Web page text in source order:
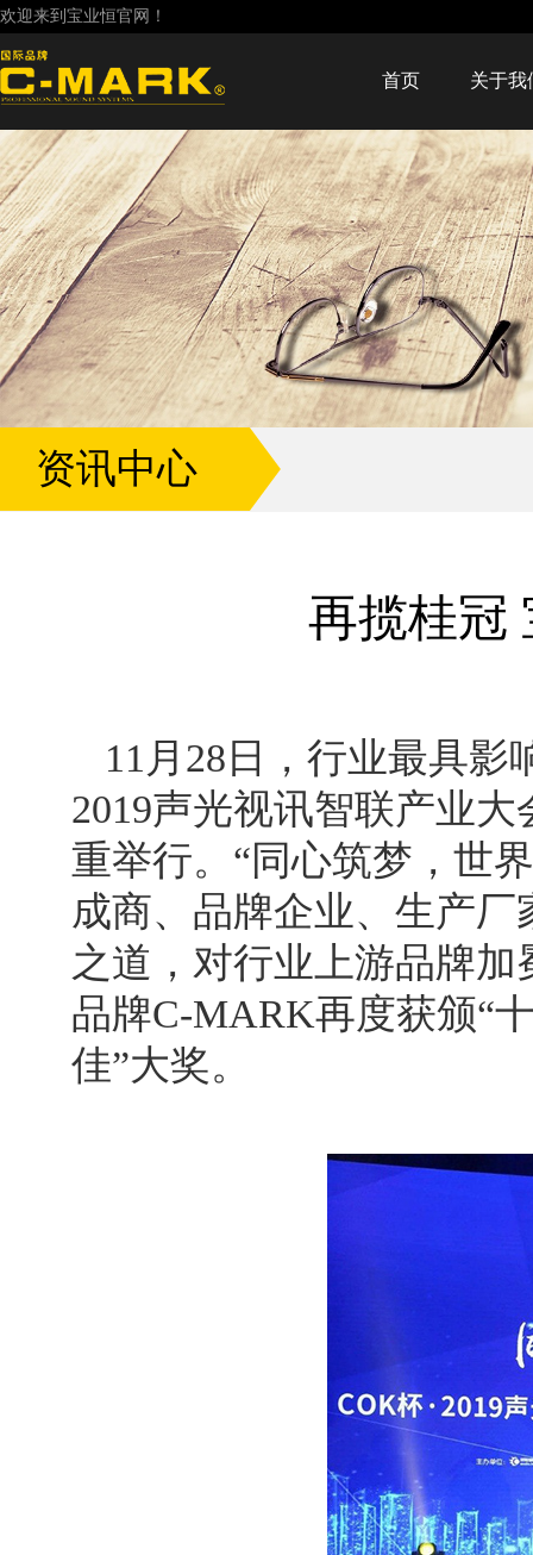
欢迎来到宝业恒官网！
首页 关于我
资讯中心
再揽桂冠
11月28日，行业最具影
2019声光视讯智联产业
重举行。“同心筑梦，世
成商、品牌企业、生产
之道，对行业上游品牌
品牌C-MARK再度获颁“
佳”大奖。